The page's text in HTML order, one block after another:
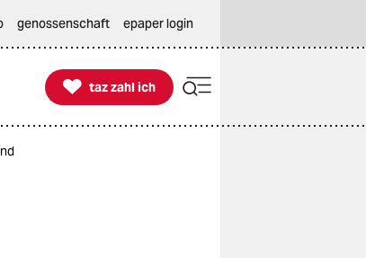
genossenschaft epaper login

taz zahl ich
taz zahl ich